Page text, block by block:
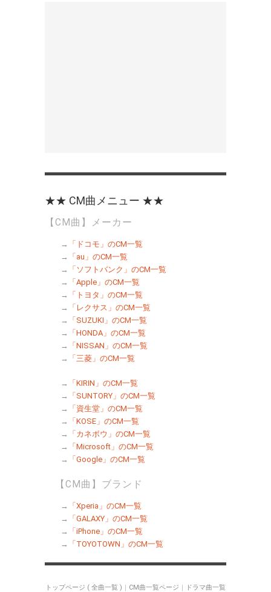
★★ CM曲メニュー ★★
【CM曲】メーカー
→
「ドコモ」のCM一覧
→
「au」のCM一覧
→
「ソフトバンク」のCM一覧
→
「Apple」のCM一覧
→
「トヨタ」のCM一覧
→
「レクサス」のCM一覧
→
「SUZUKI」のCM一覧
→
「HONDA」のCM一覧
→
「NISSAN」のCM一覧
→
「三菱」のCM一覧
→
「KIRIN」のCM一覧
→
「SUNTORY」のCM一覧
→
「資生堂」のCM一覧
→
「KOSE」のCM一覧
→
「カネボウ」のCM一覧
→
「Microsoft」のCM一覧
→
「Google」のCM一覧
【CM曲】ブランド
→
「Xperia」のCM一覧
→
「GALAXY」のCM一覧
→
「iPhone」のCM一覧
→
「TOYOTOWN」のCM一覧
トップページ ( 全曲一覧 ) ｜ CM曲一覧ページ ｜ ドラマ曲一覧